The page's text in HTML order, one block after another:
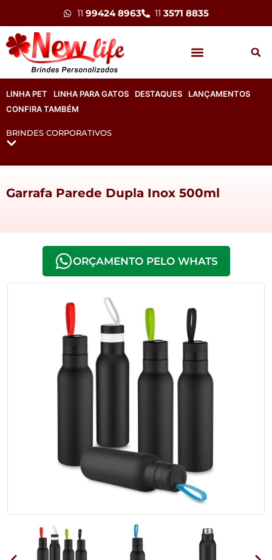
11 99424 8963 11 3571 8835
LINHA PET LINHA PARA GATOS DESTAQUES
LANÇAMENTOS
CONFIRA TAMBÉM
BRINDES CORPORATIVOS
Garrafa Parede Dupla Inox 500ml
ORÇAMENTO PELO WHATS